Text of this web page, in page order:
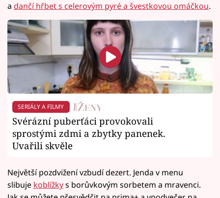
a dančí hřbet s celerovým pyré a švestkovou omáčkou.
SERIÁLY A FILMY
Svérázní puberťáci provokovali
sprostými zdmi a zbytky panenek.
Uvařili skvěle
Největší pozdvižení vzbudí dezert. Jenda v menu
slibuje koblížkys borůvkovým sorbetem a mravenci.